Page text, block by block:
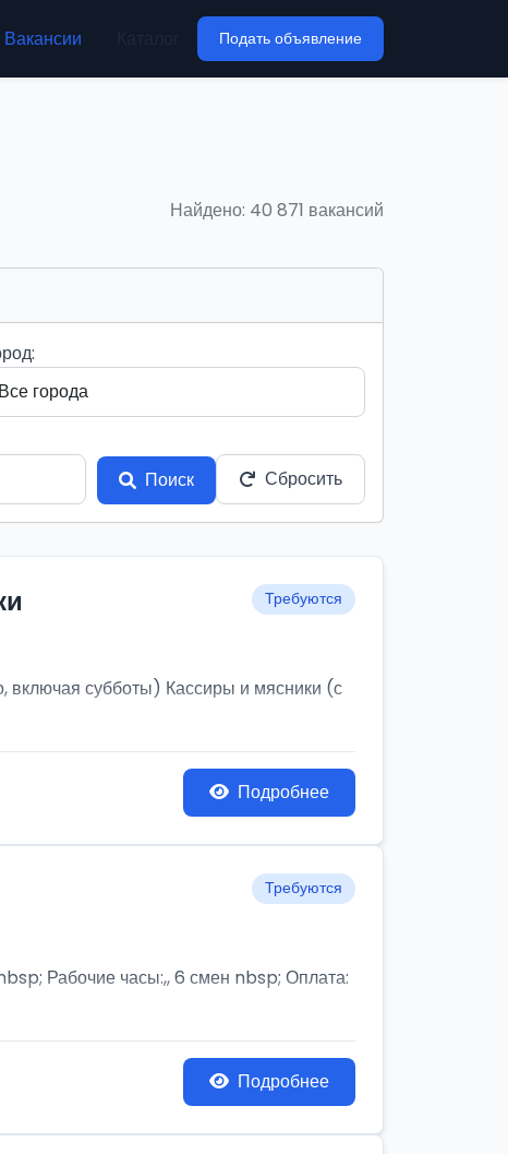
Вакансии Подать объявление
Найдено: 40 871 вакансий
Поиск
Сбросить
Требуются
субботы) Кассиры и мясники (с
Подробнее
Требуются
Рабочие часы:,, 6 смен nbsp; Оплата:
Подробнее